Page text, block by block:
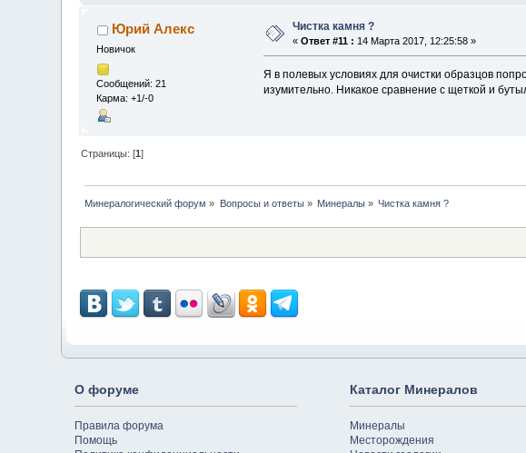
Юрий Алекс
Новичок
Сообщений: 21
Карма: +1/-0
Чистка камня ?
«Ответ #11 : 14 Марта 2017, 12:25:58 »
Я в полевых условиях для очистки образцов
изумительно. Никакое сравнение с щеткой и
Страницы: [1]
Минералогический форум » Вопросы и ответы» Минералы » Чистка камня ?
О форуме
Правила форума
Помощь
Каталог Минералов
Минералы
Месторождения